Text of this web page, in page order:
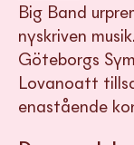
Big Band
nyskriven
Göteborgs
Lovanoatt
enastående